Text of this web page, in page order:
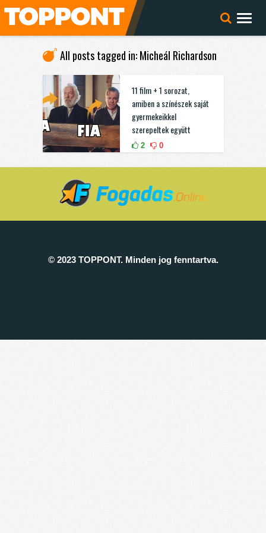
All posts tagged in: Micheál Richardson
11 film + 1 sorozat,
amiben a színészek saját
gyermekeikkel
szerepeltek együtt
2 0
© 2023 TOPPONT. Minden jog fenntartva.